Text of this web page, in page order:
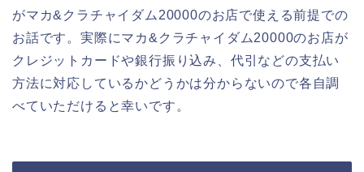
がマカ&クラチャイダム20000のお店で使える前提での
お話です。実際にマカ&クラチャイダム20000のお店が
クレジットカードや銀行振り込み、代引などの支払い
方法に対応しているかどうかは分からないので各自調
べていただけると幸いです。